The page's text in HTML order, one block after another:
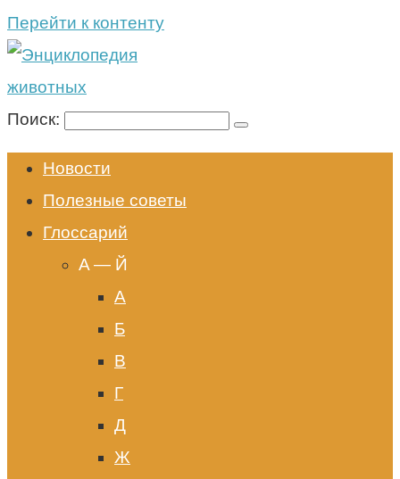
Перейти к контенту
Поиск:
Новости
Полезные советы
Глоссарий
A — Й
А
Б
В
Г
Д
Ж